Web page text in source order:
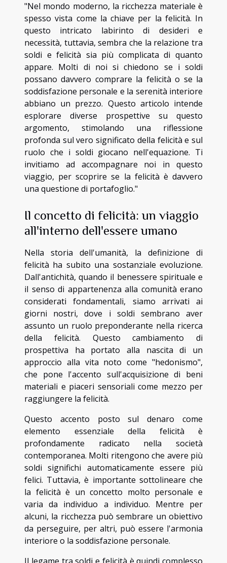
"Nel mondo moderno, la ricchezza materiale è
spesso vista come la chiave per la felicità. In
questo intricato labirinto di desideri e
necessità, tuttavia, sembra che la relazione tra
soldi e felicità sia più complicata di quanto
appare. Molti di noi si chiedono se i soldi
possano davvero comprare la felicità o se la
soddisfazione personale e la serenità interiore
abbiano un prezzo. Questo articolo intende
esplorare diverse prospettive su questo
argomento, stimolando una riflessione
profonda sul vero significato della felicità e sul
ruolo che i soldi giocano nell'equazione. Ti
invitiamo ad accompagnare noi in questo
viaggio, per scoprire se la felicità è davvero
una questione di portafoglio."
Il concetto di felicità: un viaggio
all'interno dell'essere umano
Nella storia dell'umanità, la definizione di
felicità ha subito una sostanziale evoluzione.
Dall'antichità, quando il benessere spirituale e
il senso di appartenenza alla comunità erano
considerati fondamentali, siamo arrivati ai
giorni nostri, dove i soldi sembrano aver
assunto un ruolo preponderante nella ricerca
della felicità. Questo cambiamento di
prospettiva ha portato alla nascita di un
approccio alla vita noto come "hedonismo",
che pone l'accento sull'acquisizione di beni
materiali e piaceri sensoriali come mezzo per
raggiungere la felicità.
Questo accento posto sul denaro come
elemento essenziale della felicità è
profondamente radicato nella società
contemporanea. Molti ritengono che avere più
soldi significhi automaticamente essere più
felici. Tuttavia, è importante sottolineare che
la felicità è un concetto molto personale e
varia da individuo a individuo. Mentre per
alcuni, la ricchezza può sembrare un obiettivo
da perseguire, per altri, può essere l'armonia
interiore o la soddisfazione personale.